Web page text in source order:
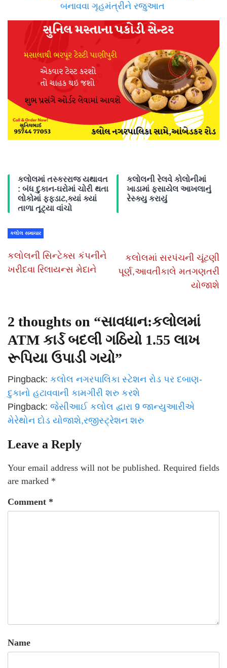
બનાવવા ગૃહમંત્રીને રજુઆત
કલોલમાં તસ્કરરાજ યથાવત
: બંધ દુકાન-ઘરોમાં ચોરી થતા
લોકોમાં ફફડાટ,ક્યાં ક્યાં
તાળા તૂટ્યા વાંચો
કલોલની રેલવે કોલોનીમાં
ખાડામાં ફસાયેલ આખલાનું
રેસ્ક્યુ કરાયું
કલોલ સમાચાર
કલોલની સિન્ટેક્સ કંપનીને
ખરીદવા રિલાયન્સ મેદાને
કલોલમાં સરપંચની ચૂંટણી
પૂર્ણ,આવતીકાલે મતગણતરી
યોજાશે
2 thoughts on “સાવધાન:કલોલમાં
ATM કાર્ડ બદલી ગઠિયો 1.55 લાખ
રૂપિયા ઉપાડી ગયો”
Pingback: કલોલ નગરપાલિકા સ્ટેશન રોડ પર દબાણ-
દુકાનો હટાવવાની કામગીરી શરુ કરશે
Pingback: જેસીઆઈ કલોલ દ્વારા 9 જાન્યુઆરીએ
મેરેથોન દોડ યોજાશે,રજીસ્ટ્રેશન શરુ
Leave a Reply
Your email address will not be published. Required fields
are marked *
Comment *
Name